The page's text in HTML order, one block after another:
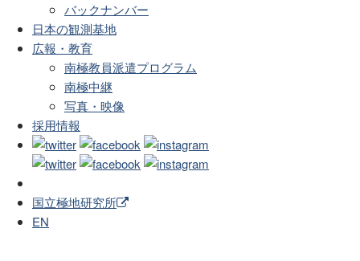
バックナンバー
日本の観測基地
広報・教育
南極教員派遣プログラム
南極中継
写真・映像
採用情報
国立極地研究所
EN